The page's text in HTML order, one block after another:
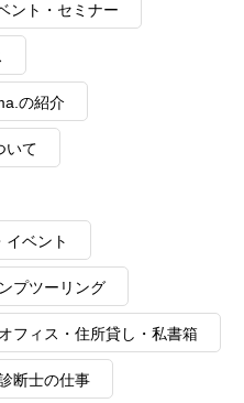
ント・セミナー
の紹介
いて
イベント
プツーリング
フィス・住所貸し・私書箱
断士の仕事